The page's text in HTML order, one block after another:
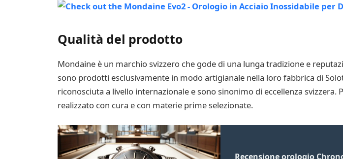
Qualità del prodotto
Mondaine è un marchio svizzero che gode di una lunga tradizione e
sono prodotti esclusivamente in modo artigianale nella loro fabbrica di
riconosciuta a livello internazionale e sono sinonimo di eccellenza
realizzato con cura e con materie prime selezionate.
Recensione orologio